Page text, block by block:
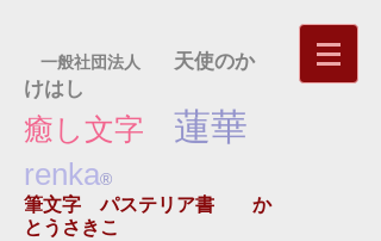
一般社団法人 天使のか
けはし
癒し文字 蓮華
renka®
筆文字 パステリア書
か
とうさきこ